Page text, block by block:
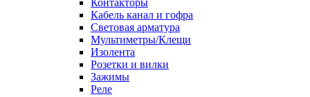
Контакторы
Кабель канал и гофра
Световая арматура
Мультиметры/Клещи
Изолента
Розетки и вилки
Зажимы
Реле